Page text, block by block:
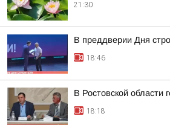
21:30
В преддверии Дня
18:46
В Ростовской области
18:18